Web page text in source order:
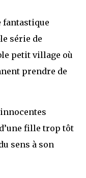
fantastique
série de
petit village où
prendre de
innocentes
fille trop tôt
sens à son